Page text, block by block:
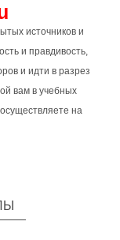
источников и
и правдивость,
и идти в разрез
вам в учебных
на